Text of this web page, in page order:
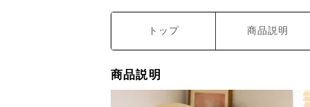
トップ 商品説明
商品説明